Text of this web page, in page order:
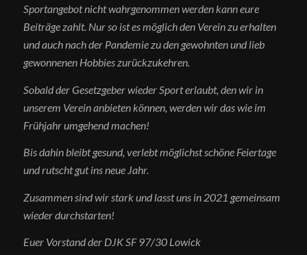
Sportangebot nicht wahrgenommen werden kann eure
Beiträge zahlt. Nur so ist es möglich den Verein zu erhalten
und auch nach der Pandemie zu den gewohnten und lieb
gewonnenen Hobbies zurückzukehren.
Sobald der Gesetzgeber wieder Sport erlaubt, den wir in
unserem Verein anbieten können, werden wir das wie im
Frühjahr umgehend machen!
Bis dahin bleibt gesund, verlebt möglichst schöne Feiertage
und rutscht gut ins neue Jahr.
Zusammen sind wir stark und lasst uns in 2021 gemeinsam
wieder durchstarten!
Euer Vorstand der DJK SF 97/30 Lowick